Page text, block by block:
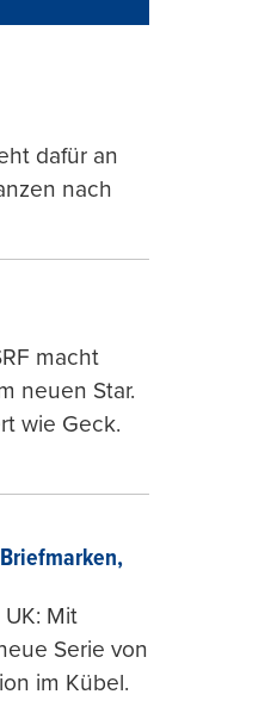
dafür an
nach
macht
neuen Star.
wie Geck.
Mit
Serie von
im Kübel.